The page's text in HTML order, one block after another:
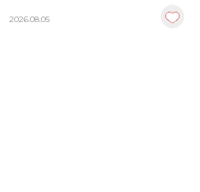
2026.08.05